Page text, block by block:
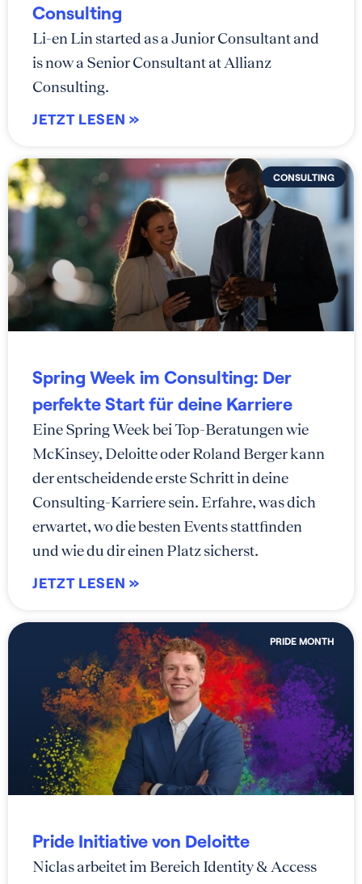
Consulting
Li-en Lin started as a Junior Consultant and
is now a Senior Consultant at Allianz
Consulting.
JETZT LESEN »
CONSULTING
Spring Week im Consulting: Der
perfekte Start für deine Karriere
Eine Spring Week bei Top-Beratungen wie
McKinsey, Deloitte oder Roland Berger kann
der entscheidende erste Schritt in deine
Consulting-Karriere sein. Erfahre, was dich
erwartet, wo die besten Events stattfinden
und wie du dir einen Platz sicherst.
JETZT LESEN »
PRIDE MONTH
Pride Initiative von Deloitte
Niclas arbeitet im Bereich Identity & Access